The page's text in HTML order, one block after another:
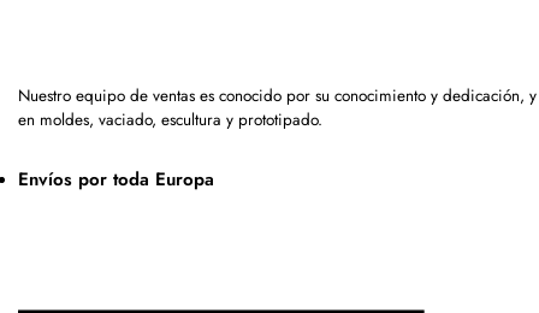
Nuestro equipo de ventas es conocido por su conocimiento y dedicación,
en moldes, vaciado, escultura y prototipado.
Envíos por toda Europa